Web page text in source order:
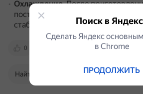
Охлаждение.После
постоять в холодильнике 30–60
стабилизировался.
0 www.iamcook.ru
Найти в Поиске
Поиск в
Сделать Яндекс
в Сhrome
ПРОДОЛЖИТЬ